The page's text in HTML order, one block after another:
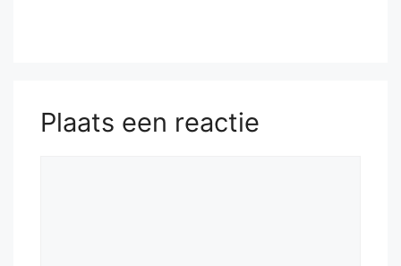
Plaats een reactie